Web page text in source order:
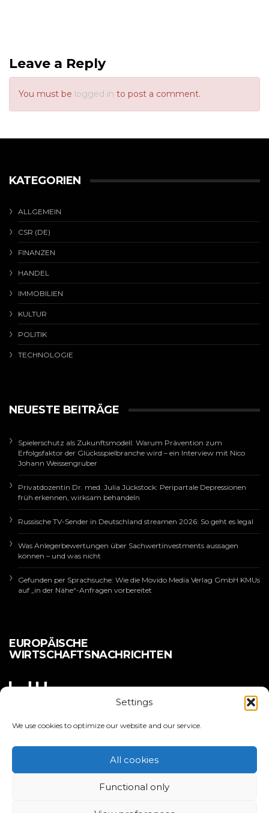
Settings
We use cookies to optimize our website and our service.
All cookies
Functional only
Leave a Reply
You must be logged in to post a comment.
KATEGORIEN
ALLGEMEIN
CSR (DE)
FINANZEN
HANDEL
IMMOBILIEN
KULTUR
POLITIK
TECHNOLOGIE
NEUESTE BEITRÄGE
Spielerschutz als Zukunftsmodell: Warum Prävention zum
Erfolgsfaktor der Glücksspielbranche wird – ein Interview mit Nico
Johann Weissengruber
Privatdozentin Dr. med. Julia Jückstock: Peripartale Depressionen
früh erkennen, wirksam behandeln
Russische TV-Sender in Deutschland streamen 2026: So geht es legal
Was Anlegerbewertungen über Sachwertinvestments aussagen
können – und was nicht
Gefunden per Sprachsuche: Wie die Movido Media Verlag GmbH KMUs
auf „in der Nähe“-Anfragen vorbereitet
EUROPÄISCHE
WIRTSCHAFTSNACHRICHTEN
Copyright 2025 | EURO LEADERS
IMPRESSUM
DATENSCHUTZERKLÄRUNG
COOKIE POLICY